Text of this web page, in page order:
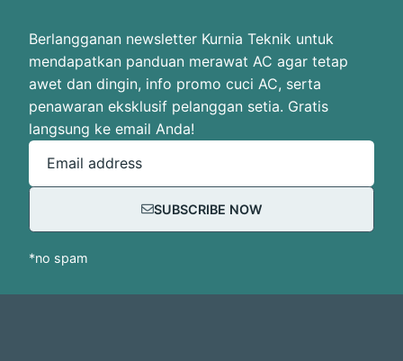
Berlangganan newsletter Kurnia Teknik untuk
mendapatkan panduan merawat AC agar tetap
awet dan dingin, info promo cuci AC, serta
penawaran eksklusif pelanggan setia. Gratis
langsung ke email Anda!
Email address
SUBSCRIBE NOW
*no spam